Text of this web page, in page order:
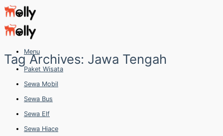
Skip
to
content
Menu
Paket Wisata
Sewa Mobil
Sewa Bus
Sewa Elf
Sewa Hiace
Tag Archives: Jawa Tengah